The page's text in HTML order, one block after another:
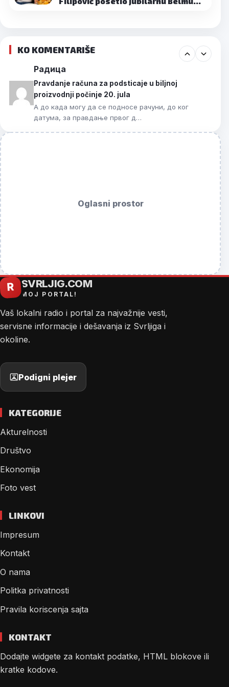
KO KOMENTARIŠE
Радица
Pravdanje računa za podsticaje u biljnoj
proizvodnji počinje 20. jula
А до када могу да се подносе рачуни, до ког
датума, за правдање првог д…
Oglasni prostor
R SVRLJIG.COM
MOJ PORTAL!
Vaš lokalni radio i portal za najvažnije vesti,
servisne informacije i dešavanja iz Svrljiga i
okoline.
Podigni plejer
KATEGORIJE
Akturelnosti
Društvo
Ekonomija
Foto vest
LINKOVI
Impresum
Kontakt
O nama
Politka privatnosti
Pravila koriscenja sajta
KONTAKT
Dodajte widgete za kontakt podatke, HTML blokove ili
kratke kodove.